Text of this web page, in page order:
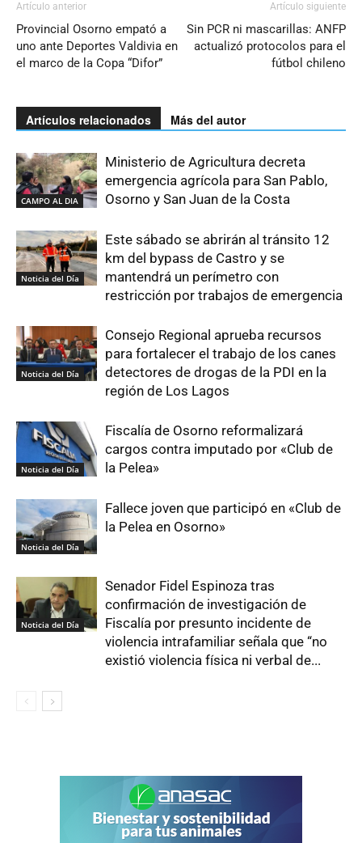
Artículo anterior
Provincial Osorno empató a
uno ante Deportes Valdivia en
el marco de la Copa “Difor”
Artículo siguiente
Sin PCR ni mascarillas: ANFP
actualizó protocolos para el
fútbol chileno
Artículos relacionados Más del autor
CAMPO AL DIA
Ministerio de Agricultura decreta
emergencia agrícola para San Pablo,
Osorno y San Juan de la Costa
Noticia del Día
Este sábado se abrirán al tránsito 12
km del bypass de Castro y se
mantendrá un perímetro con
restricción por trabajos de emergencia
Noticia del Día
Consejo Regional aprueba recursos
para fortalecer el trabajo de los canes
detectores de drogas de la PDI en la
región de Los Lagos
Noticia del Día
Fiscalía de Osorno reformalizará
cargos contra imputado por «Club de
la Pelea»
Noticia del Día
Fallece joven que participó en «Club de
la Pelea en Osorno»
Noticia del Día
Senador Fidel Espinoza tras
confirmación de investigación de
Fiscalía por presunto incidente de
violencia intrafamiliar señala que “no
existió violencia física ni verbal de...